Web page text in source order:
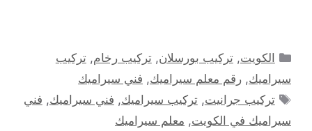
التصنيفات
الكويت,تركيب بورسلان,تركيب رخام,تركيب
سيراميك, رقم معلم سيراميك, فني سيراميك
الوسوم
تركيب جرانيت,تركيب سيراميك, فني سيراميك, فني
سيراميك في الكويت, معلم سيراميك